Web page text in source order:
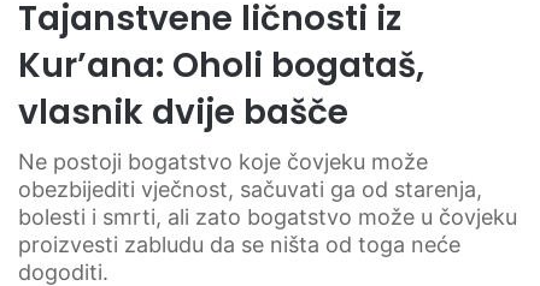
Tajanstvene ličnosti iz
Kur’ana: Oholi bogataš,
vlasnik dvije bašče
Ne postoji bogatstvo koje čovjeku može
obezbijediti vječnost, sačuvati ga od starenja,
bolesti i smrti, ali zato bogatstvo može u čovjeku
proizvesti zabludu da se ništa od toga neće
dogoditi.